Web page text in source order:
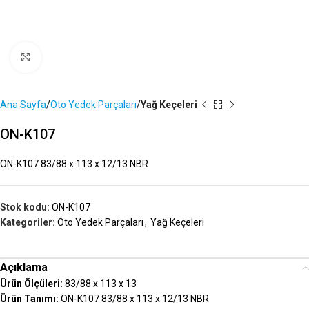
Ana Sayfa Oto Yedek Parçaları Yağ Keçeleri
ON-K107
ON-K107 83/88 x 113 x 12/13 NBR
Stok kodu: ON-K107
Kategoriler: Oto Yedek Parçaları, Yağ Keçeleri
Açıklama
Ürün Ölçüleri: 83/88 x 113 x 13
Ürün Tanımı: ON-K107 83/88 x 113 x 12/13 NBR